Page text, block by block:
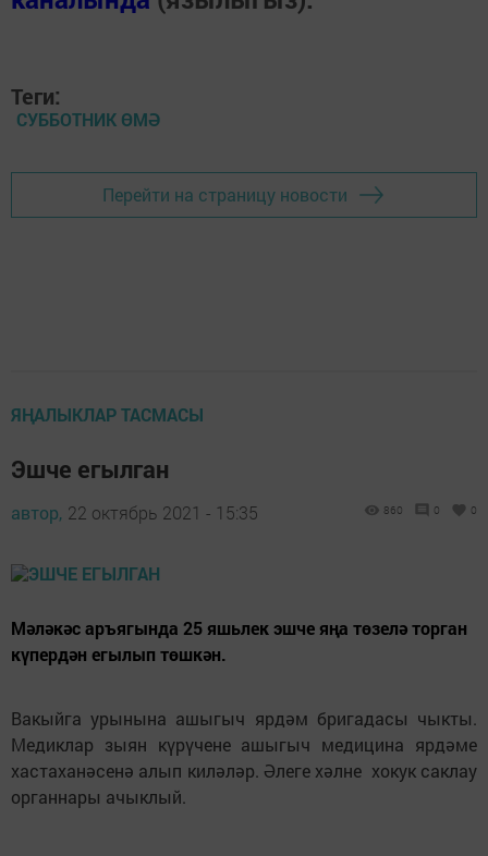
Теги:
СУББОТНИК ӨМӘ
Перейти на страницу новости
ЯҢАЛЫКЛАР ТАСМАСЫ
Эшче егылган
автор, 22 октябрь 2021 - 15:35 860 0 0
Мәләкәс аръягында 25 яшьлек эшче яңа төзелә торган
күпердән егылып төшкән.
Вакыйга урынына ашыгыч ярдәм бригадасы чыкты.
Медиклар зыян күрүчене ашыгыч медицина ярдәме
хастаханәсенә алып киләләр. Әлеге хәлне хокук саклау
органнары ачыклый.